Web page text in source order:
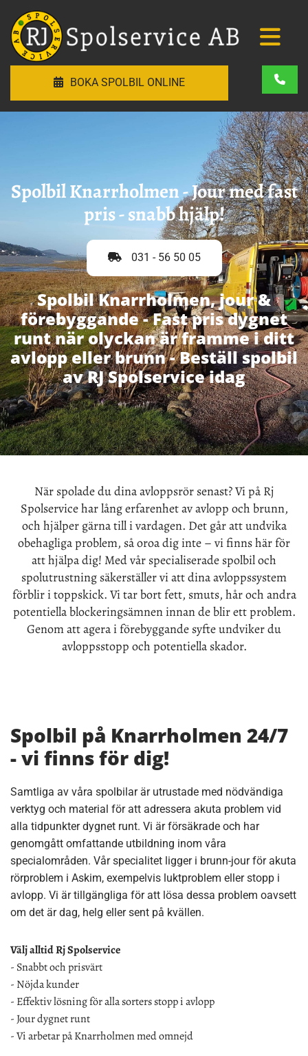
BOKA SPOLBIL ONLINE
Spolbil Knarrholmen - Jour med fast
pris - snabb hjälp!
031 - 56 50 05
Spolbil Knarrholmen, jour &
förebyggande - Fast pris dygnet
runt när olyckan är framme i ditt
avlopp eller brunn - Beställ spolbil
av RJ Spolservice idag
När spolade du dina avloppsrör senast? Vi på Rj
Spolservice har lång erfarenhet av avlopp och brunn,
och hjälper gärna till i vardagen. Det går att undvika
obehagliga problem, så oroa dig inte – vi finns här för
att hjälpa dig! Med vår specialiserade spolbil och
spolutrustning säkerställer vi att dina avloppssystem
förblir i toppskick. Vi tar bort fett, smuts, hår och andra
potentiella blockeringsämnen innan de blir ett problem.
Genom att agera i förebyggande syfte undviker du
avloppsstopp och potentiella skador.
Spolbil på Knarrholmen 24/7
- vi finns för dig!
Samtliga av våra spolbilar är utrustade med nödvändiga
verktyg och material för att adressera akuta problem vid
alla tidpunkter dygnet runt. Vi är försäkrade och har
genomgått omfattande utbildning inom våra
specialområden. Vår specialitet ligger i brunn-jour för akuta
rörproblem i Askim, exempelvis luktproblem eller stopp i
avlopp. Vi är tillgängliga för att lösa dessa problem oavsett
om det är dag, helg eller sent på kvällen.
Välj alltid Rj Spolservice
- Snabbt och prisvärt
- Nöjda kunder
- Effektiv lösning för alla sorters stopp i avlopp
- Jour dygnet runt
- Vi arbetar på Knarrholmen med omnejd